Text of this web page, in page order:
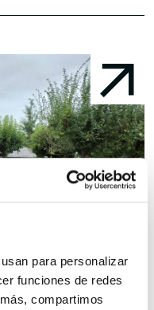
para personalizar
funciones de redes
compartimos